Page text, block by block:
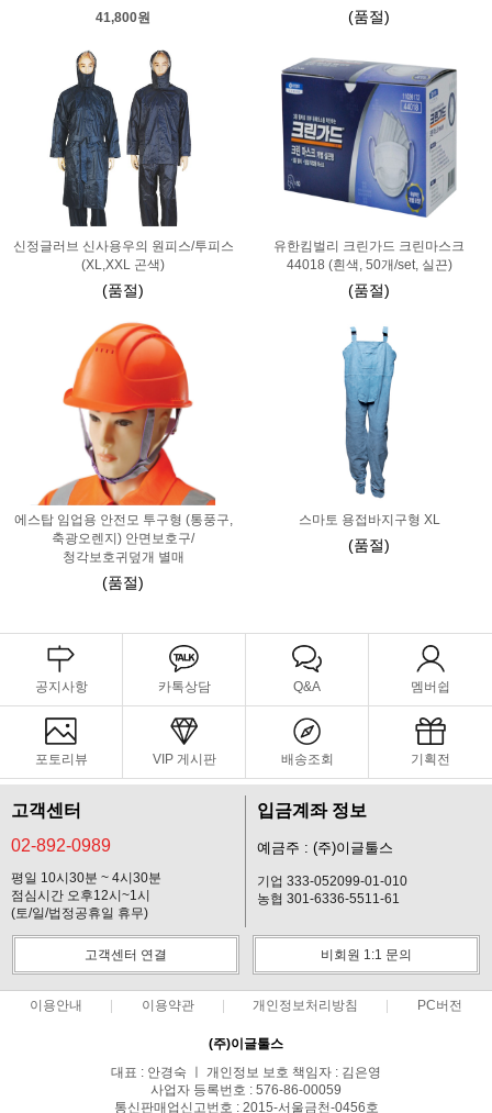
41,800원
(품절)
신정글러브 신사용우의 원피스/투피스
(XL,XXL 곤색)
(품절)
유한킴벌리 크린가드 크린마스크
44018 (흰색, 50개/set, 실끈)
(품절)
에스탑 임업용 안전모 투구형 (통풍구,
축광오렌지) 안면보호구/
청각보호귀덮개 별매
(품절)
스마토 용접바지구형 XL
(품절)
공지사항 카톡상담 Q&A 멤버쉽
포토리뷰 VIP 게시판 배송조회 기획전
고객센터
02-892-0989
평일 10시30분 ~ 4시30분
점심시간 오후12시~1시
(토/일/법정공휴일 휴무)
입금계좌 정보
예금주 : (주)이글툴스
기업 333-052099-01-010
농협 301-6336-5511-61
고객센터 연결 비회원 1:1 문의
이용안내 이용약관 개인정보처리방침 PC버전
(주)이글툴스
대표 : 안경숙 ㅣ 개인정보 보호 책임자 : 김은영
사업자 등록번호 : 576-86-00059
통신판매업신고번호 : 2015-서울금천-0456호